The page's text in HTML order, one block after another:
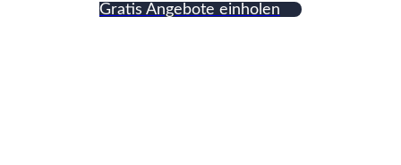
Gratis Angebote einholen